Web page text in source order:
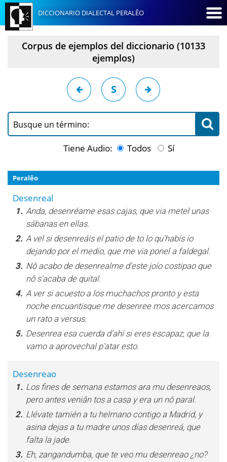
DICCIONARIO DIALECTAL PERALÊO
Corpus de ejemplos del diccionario (10133
ejemplos)
S
Busque un término:
Tiene Audio: Todos Sí
Peralêo
Desenreal
1. Anda, desenréame esas cajas, que via metel unas
sábanas en ellas.
2. A vel si desenreáis el patio de to lo qu'habís ío
dejando por el medio, que me via ponel a faldegal.
3. Nô acabo de desenrealme d'este joío costipao que
nô s'acaba de quital.
4. A ver si acuesto a los muchachos pronto y esta
noche encuantisque me desenree mos acercamos
un rato a versus.
5. Desenrea esa cuerda d'ahí si eres escapaz, que la
vamo a aprovechal p'atar esto.
Desenreao
1. Los fines de semana estamos ara mu desenreaos,
pero antes veniân tos a casa y era un nô paral.
2. Llévate tamién a tu helmano contigo a Madrid, y
asina dejas a tu madre unos días desenreá, que
falta la jade.
3. Eh, zangandumba, que te veo mu desenreao ¿no?